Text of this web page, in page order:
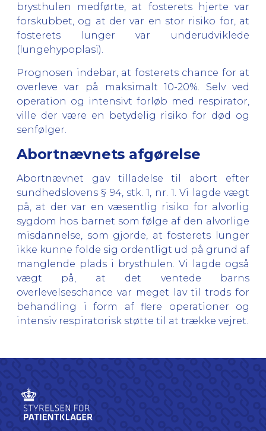
brysthulen medførte, at fosterets hjerte var
forskubbet, og at der var en stor risiko for, at
fosterets lunger var underudviklede
(lungehypoplasi).
Prognosen indebar, at fosterets chance for at
overleve var på maksimalt 10-20%. Selv ved
operation og intensivt forløb med respirator,
ville der være en betydelig risiko for død og
senfølger.
Abortnævnets afgørelse
Abortnævnet gav tilladelse til abort efter
sundhedslovens § 94, stk. 1, nr. 1. Vi lagde vægt
på, at der var en væsentlig risiko for alvorlig
sygdom hos barnet som følge af den alvorlige
misdannelse, som gjorde, at fosterets lunger
ikke kunne folde sig ordentligt ud på grund af
manglende plads i brysthulen. Vi lagde også
vægt på, at det ventede barns
overlevelseschance var meget lav til trods for
behandling i form af flere operationer og
intensiv respiratorisk støtte til at trække vejret.